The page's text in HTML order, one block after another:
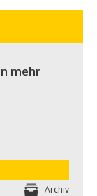
mehr
Archiv